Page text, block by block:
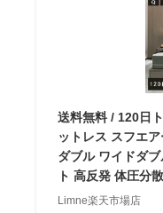
送料無料 / 120日
ットレス スフエ
ダブル ワイドダ
ト 高反発 体圧分
Limne楽天市場店